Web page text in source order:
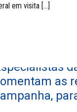
em visita […]
as